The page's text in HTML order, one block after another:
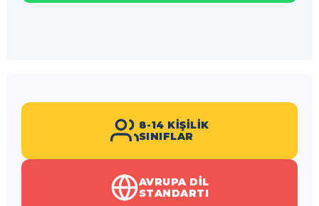
8-14 KIŞILIK
SINIFLAR
AVRUPA DIL
STANDARTI